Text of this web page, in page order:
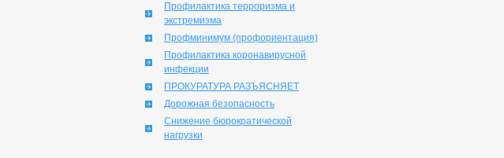
Профилактика терроризма и
экстремизма
Профминимум (профориентация)
Профилактика коронавирусной
инфекции
ПРОКУРАТУРА РАЗЪЯСНЯЕТ
Дорожная безопасность
Снижение бюрократической
нагрузки